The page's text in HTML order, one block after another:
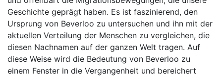
Geschichte geprägt haben. Es ist faszinierend, den
Ursprung von Beverloo zu untersuchen und ihn mit der
aktuellen Verteilung der Menschen zu vergleichen, die
diesen Nachnamen auf der ganzen Welt tragen. Auf
diese Weise wird die Bedeutung von Beverloo zu
einem Fenster in die Vergangenheit und bereichert